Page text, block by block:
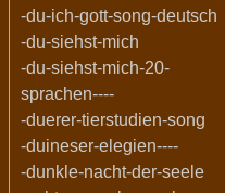
-du-ich-gott-song-deutsch
-du-siehst-mich
-du-siehst-mich-20-
sprachen----
-duerer-tierstudien-song
-duineser-elegien----
-dunkle-nacht-der-seele